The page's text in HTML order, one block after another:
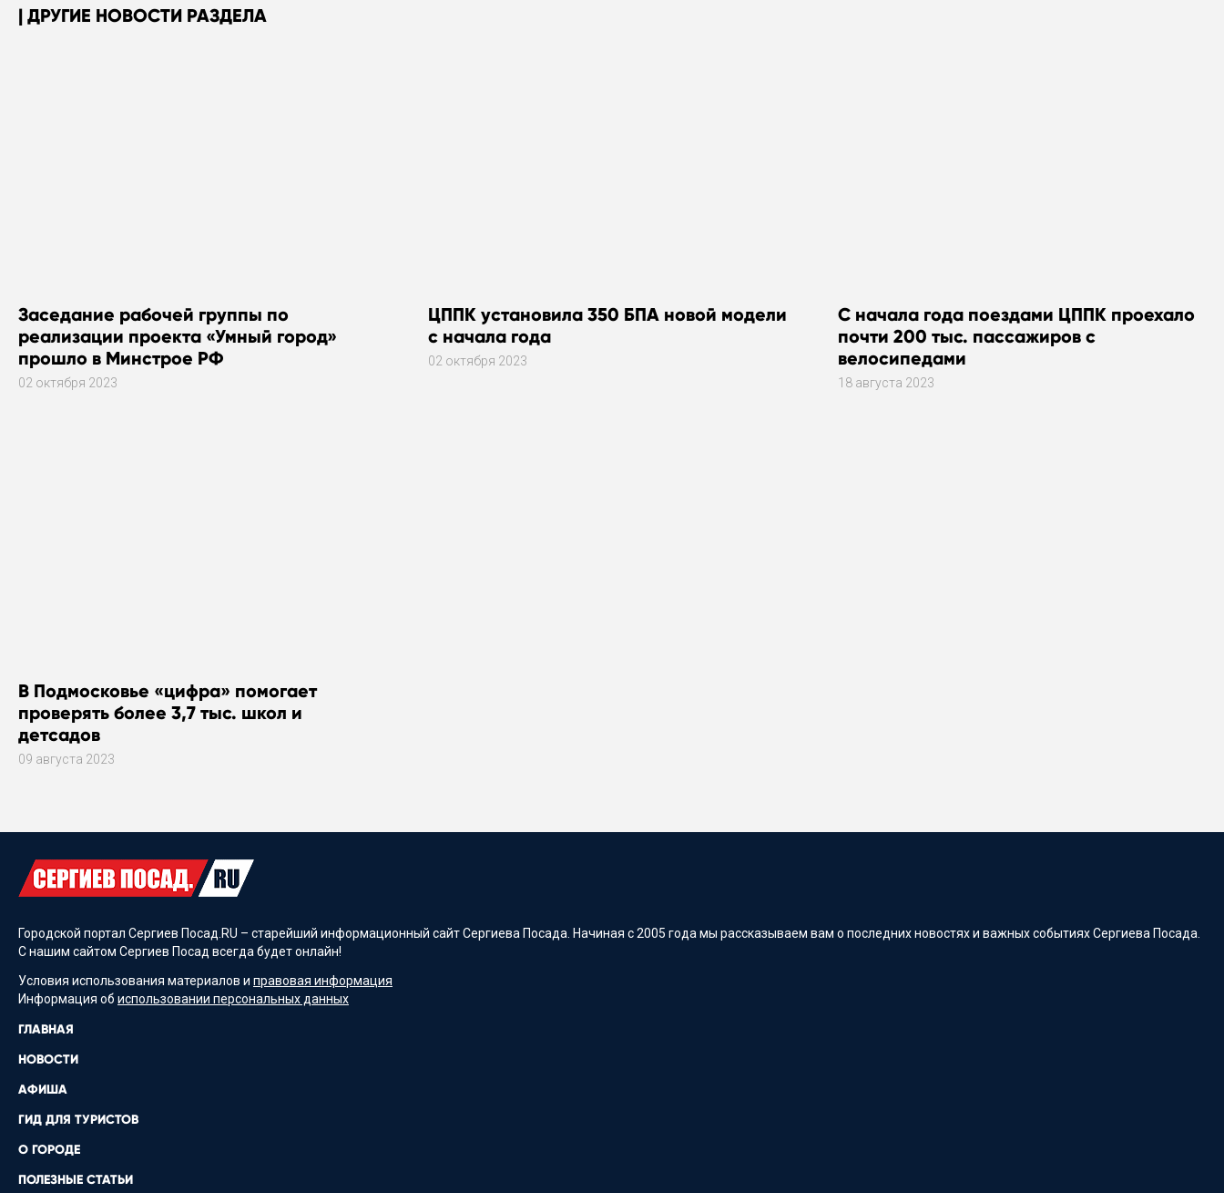
ДРУГИЕ НОВОСТИ РАЗДЕЛА
Заседание рабочей группы по
реализации проекта «Умный город»
прошло в Минстрое РФ
02 октября 2023
ЦППК установила 350 БПА новой модели
с начала года
02 октября 2023
С начала года поездами ЦППК проехало
почти 200 тыс. пассажиров с
велосипедами
18 августа 2023
В Подмосковье «цифра» помогает
проверять более 3,7 тыс. школ и
детсадов
09 августа 2023
Городской портал Сергиев Посад.RU – старейший информационный сайт Сергиева Посада. Начиная с 2005 года мы рассказываем вам о последних новостях и важных событиях Сергиева Посада.
С нашим сайтом Сергиев Посад всегда будет онлайн!
Условия использования материалов и правовая информация
Информация об использовании персональных данных
ГЛАВНАЯ
НОВОСТИ
АФИША
ГИД ДЛЯ ТУРИСТОВ
О ГОРОДЕ
ПОЛЕЗНЫЕ СТАТЬИ